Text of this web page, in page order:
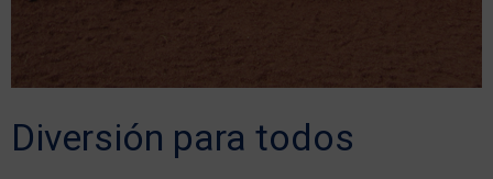
Diversión para todos